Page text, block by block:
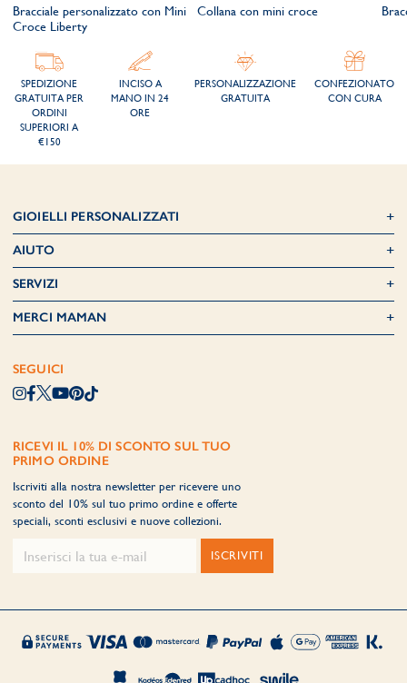
Bracciale personalizzato con Mini
Croce Liberty
Collana con mini croce
SPEDIZIONE
GRATUITA PER
ORDINI
SUPERIORI A
€150
INCISO A
MANO IN 24
ORE
PERSONALIZZAZIONE
GRATUITA
CONFEZIONATO
CON CURA
GIOIELLI PERSONALIZZATI
AIUTO
SERVIZI
MERCI MAMAN
SEGUICI
RICEVI IL 10% DI SCONTO SUL TUO
PRIMO ORDINE
Iscriviti alla nostra newsletter per ricevere uno
sconto del 10% sul tuo primo ordine e offerte
speciali, sconti esclusivi e nuove collezioni.
ISCRIVITI